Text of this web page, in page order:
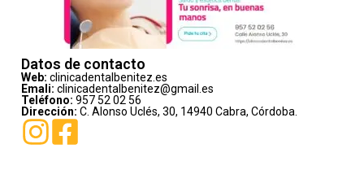
Datos de contacto
Web: clinicadentalbenitez.es
Emali: clinicadentalbenitez@gmail.es
Teléfono: 957 52 02 56
Dirección: C. Alonso Uclés, 30, 14940 Cabra, Córdoba.